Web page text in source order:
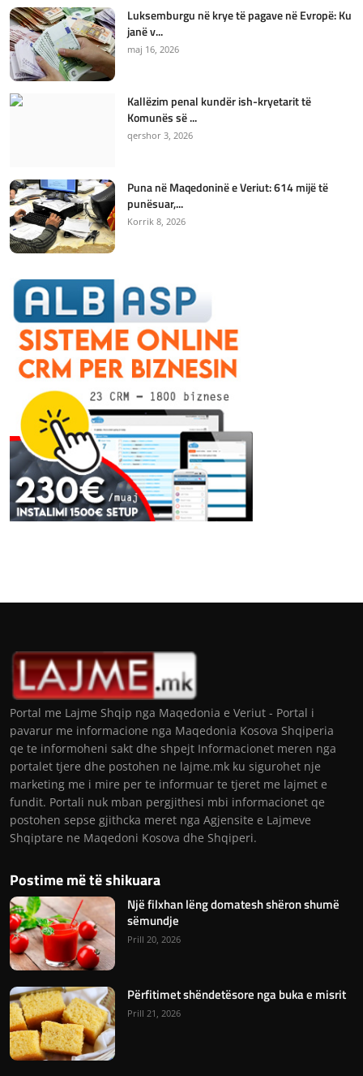
Luksemburgu në krye të pagave në Evropë: Ku
janë v...
maj 16, 2026
Kallëzim penal kundër ish-kryetarit të
Komunës së ...
qershor 3, 2026
Puna në Maqedoninë e Veriut: 614 mijë të
punësuar,...
Korrik 8, 2026
Portal me Lajme Shqip nga Maqedonia e Veriut - Portal i
pavarur me informacione nga Maqedonia Kosova Shqiperia
qe te informoheni sakt dhe shpejt Informacionet meren nga
portalet tjere dhe postohen ne lajme.mk ku sigurohet nje
marketing me i mire per te informuar te tjeret me lajmet e
fundit. Portali nuk mban pergjithesi mbi informacionet qe
postohen sepse gjithcka meret nga Agjensite e Lajmeve
Shqiptare ne Maqedoni Kosova dhe Shqiperi.
Postime më të shikuara
Një filxhan lëng domatesh shëron shumë
sëmundje
Prill 20, 2026
Përfitimet shëndetësore nga buka e misrit
Prill 21, 2026